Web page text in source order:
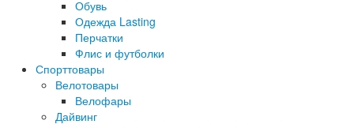
Обувь
Одежда Lasting
Перчатки
Флис и футболки
Спорттовары
Велотовары
Велофары
Дайвинг